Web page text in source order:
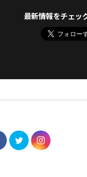
最新情報をチェッ